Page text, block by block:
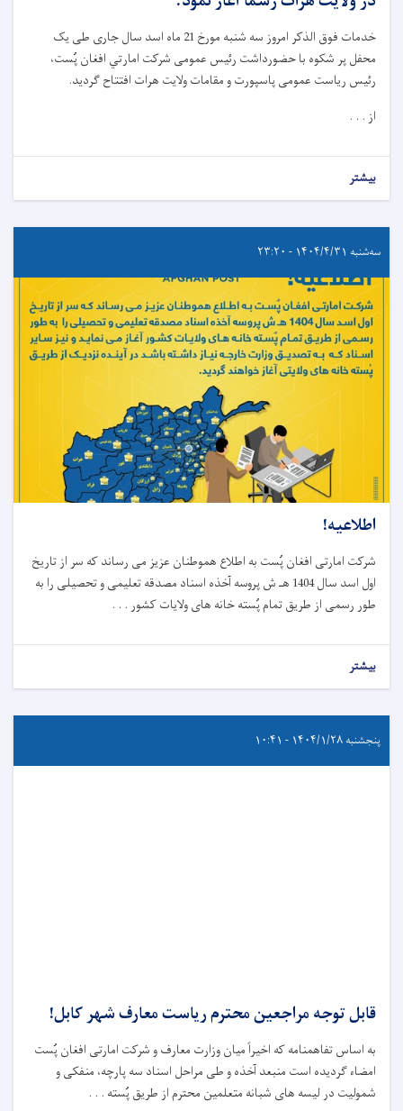
خدمات فوق الذکر امروز سه شنبه مورخ 21 ماه اسد سال جاری طی یک
محفل پر شکوه با حضورداشت رئیس عمومی شرکت امارتي افغان پُست،
رئیس ریاست عمومی پاسپورت و مقامات ولایت هرات افتتاح گردید.
از . . .
بیشتر
سه‌شنبه ۱۴۰۴/۴/۳۱ - ۲۳:۲۰
اطلاعیه!
شرکت امارتی افغان پُست به اطلاع هموطنان عزیز می رساند که سر از تاریخ
اول اسد سال 1404 هـ ش پروسه آخذه اسناد مصدقه تعلیمی و تحصیلی را به
طور رسمی از طریق تمام پُسته خانه های ولایات کشور . . .
بیشتر
پنجشنبه ۱۴۰۴/۱/۲۸ - ۱۰:۴۱
قابل توجه مراجعین محترم ریاست معارف شهر کابل!
به اساس تفاهمنامه که اخیراً میان وزارت معارف و شرکت امارتی افغان پُست
امضاء گردیده است منبعد آخذه و طی مراحل اسناد سه پارچه، منفکی و
شمولیت در لیسه های شبانه متعلمین محترم از طریق پُسته . . .